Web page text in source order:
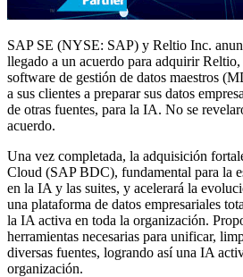
SAP SE (NYSE: SAP) y Reltio Inc.
llegado a un acuerdo para adquirir
software de gestión de datos maestros
a sus clientes a preparar sus datos
de otras fuentes, para la IA. No se
acuerdo.
Una vez completada, la adquisición
Cloud (SAP BDC), fundamental para la
en la IA y las suites, y acelerará la
una plataforma de datos empresariales
la IA activa en toda la organización.
herramientas necesarias para unificar,
diversas fuentes, logrando así una IA
organización.